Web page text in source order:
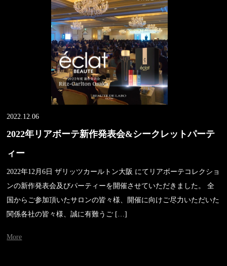
2022.12.06
2022年リアボーテ新作発表会&シークレットパーテ
ィー
2022年12月6日 ザリッツカールトン大阪 にてリアボーテコレクショ
ンの新作発表会及びパーティーを開催させていただきました。 全
国からご参加頂いたサロンの皆々様、開催に向けご尽力いただいた
関係各社の皆々様、誠に有難うご […]
More